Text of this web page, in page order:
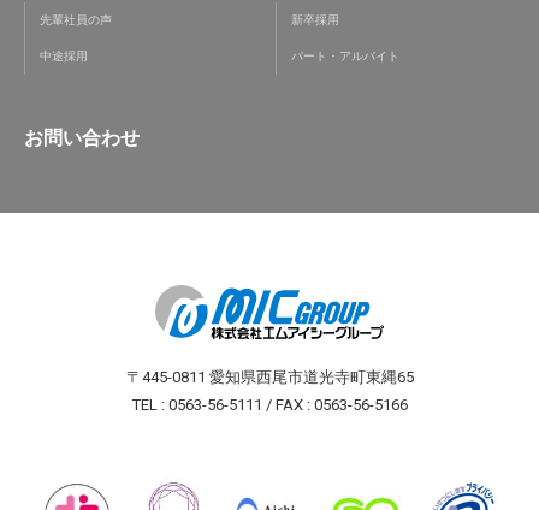
先輩社員の声 新卒採用
中途採用 パート・アルバイト
お問い合わせ
〒445-0811 愛知県西尾市道光寺町東縄65
TEL : 0563-56-5111 / FAX : 0563-56-5166